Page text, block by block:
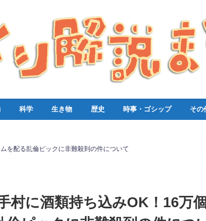
科学 生き物 歴史 時事・ゴシップ その
を配る乱倫ピックに非難殺到の件について
村に酒類持ち込みOK！16万